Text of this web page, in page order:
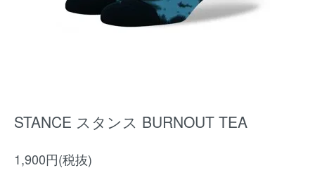
STANCE スタンス BURNOUT TEA
1,900円(税抜)